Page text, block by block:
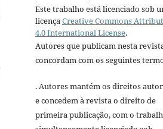
Este trabalho está licenciado sob
licençaCreative Commons
4.0 International License.
Autores que publicam nesta
concordam com os seguintes
. Autores mantém os direitos
e concedem à revista o direito de
primeira publicação, com o